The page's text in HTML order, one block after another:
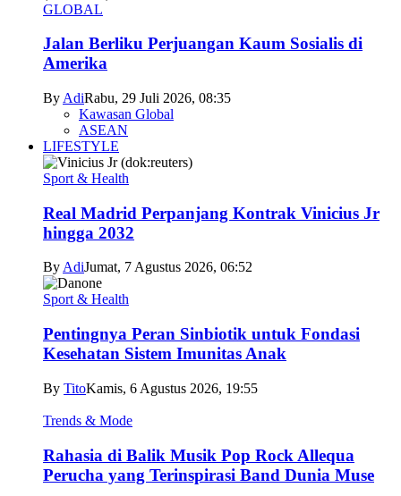
GLOBAL
Jalan Berliku Perjuangan Kaum Sosialis di
Amerika
By AdiRabu, 29 Juli 2026, 08:35
Kawasan Global
ASEAN
LIFESTYLE
Sport & Health
Real Madrid Perpanjang Kontrak Vinicius Jr
hingga 2032
ByAdiJumat, 7 Agustus 2026, 06:52
Sport & Health
Pentingnya Peran Sinbiotik untuk Fondasi
Kesehatan Sistem Imunitas Anak
By TitoKamis, 6 Agustus 2026, 19:55
Trends & Mode
Rahasia di Balik Musik Pop Rock Allequa
Perucha yang Terinspirasi Band Dunia Muse